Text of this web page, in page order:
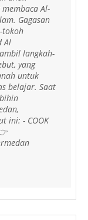
Al-
Gagasan
tokoh
Al
langkah-
yang
untuk
belajar. Saat
ini: - COOK